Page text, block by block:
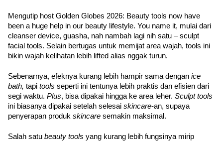
Mengutip host Golden Globes 2026: Beauty tools now have
been a huge help in our beauty lifestyle. You name it, mulai dari
cleanser device, guasha, nah nambah lagi nih satu – sculpt
facial tools. Selain bertugas untuk memijat area wajah, tools ini
bikin wajah kelihatan lebih lifted alias nggak turun.
Sebenarnya, efeknya kurang lebih hampir sama dengan ice
bath, tapi tools seperti ini tentunya lebih praktis dan efisien dari
segi waktu. Plus, bisa dipakai hingga ke area leher.
ini biasanya dipakai setelah selesai skincare-an, supaya
penyerapan produk skincare semakin maksimal.
Salah satu beauty tools yang kurang lebih fungsinya mirip